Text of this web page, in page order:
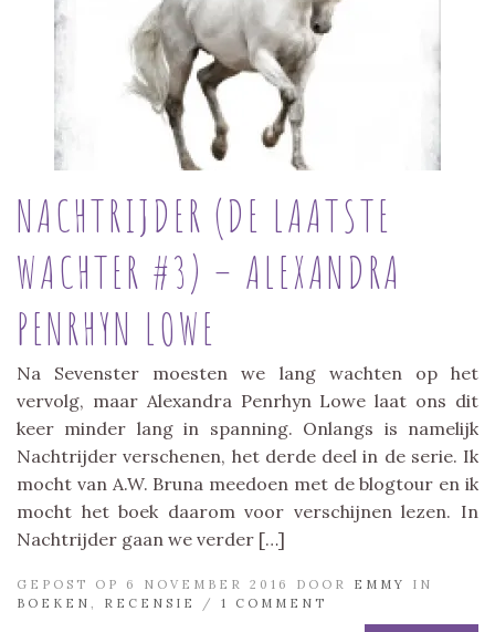
NACHTRIJDER (DE LAATSTE
WACHTER #3) – ALEXANDRA
PENRHYN LOWE
Na Sevenster moesten we lang wachten op het
vervolg, maar Alexandra Penrhyn Lowe laat ons dit
keer minder lang in spanning. Onlangs is namelijk
Nachtrijder verschenen, het derde deel in de serie. Ik
mocht van A.W. Bruna meedoen met de blogtour en ik
mocht het boek daarom voor verschijnen lezen. In
Nachtrijder gaan we verder […]
GEPOST OP 6 NOVEMBER 2016 DOOR EMMY
IN
BOEKEN
RECENSIE / 1 COMMENT